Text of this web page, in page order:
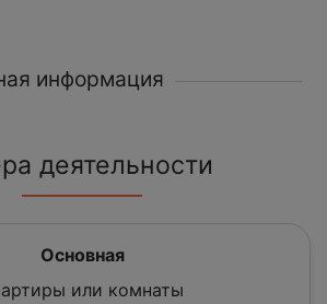
информация
деятельности
Основная
или комнаты